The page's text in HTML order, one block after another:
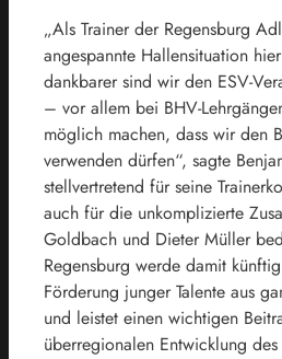
„Als Trainer der Regensburg
angespannte Hallensituation
dankbarer sind wir den ESV-
– vor allem bei BHV-
möglich machen, dass wir den
verwenden dürfen“, sagte
stellvertretend für seine
auch für die unkomplizierte
Goldbach und Dieter Müller
Regensburg werde damit
Förderung junger Talente aus
und leistet einen wichtigen
überregionalen Entwicklung